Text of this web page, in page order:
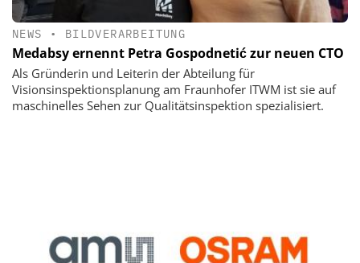
NEWS • BILDVERARBEITUNG
Medabsy ernennt Petra Gospodnetić zur neuen CTO
Als Gründerin und Leiterin der Abteilung für
Visionsinspektionsplanung am Fraunhofer ITWM ist sie auf
maschinelles Sehen zur Qualitätsinspektion spezialisiert.